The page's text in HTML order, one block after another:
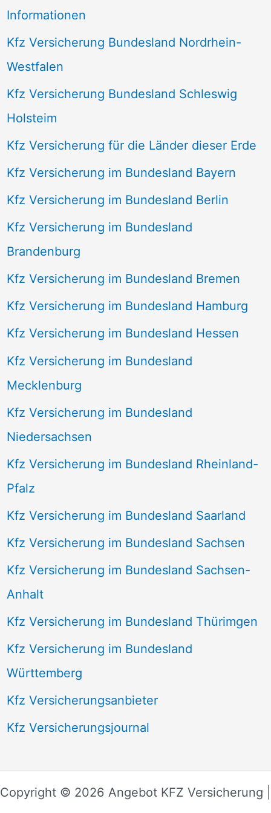
Informationen
Kfz Versicherung Bundesland Nordrhein-
Westfalen
Kfz Versicherung Bundesland Schleswig
Holsteim
Kfz Versicherung für die Länder dieser Erde
Kfz Versicherung im Bundesland Bayern
Kfz Versicherung im Bundesland Berlin
Kfz Versicherung im Bundesland
Brandenburg
Kfz Versicherung im Bundesland Bremen
Kfz Versicherung im Bundesland Hamburg
Kfz Versicherung im Bundesland Hessen
Kfz Versicherung im Bundesland
Mecklenburg
Kfz Versicherung im Bundesland
Niedersachsen
Kfz Versicherung im Bundesland Rheinland-
Pfalz
Kfz Versicherung im Bundesland Saarland
Kfz Versicherung im Bundesland Sachsen
Kfz Versicherung im Bundesland Sachsen-
Anhalt
Kfz Versicherung im Bundesland Thürimgen
Kfz Versicherung im Bundesland
Württemberg
Kfz Versicherungsanbieter
Kfz Versicherungsjournal
Copyright © 2026 Angebot KFZ Versicherung |